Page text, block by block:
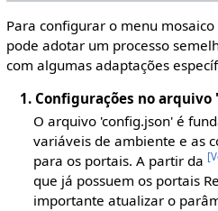
Para configurar o menu mosaico
pode adotar um processo
com algumas adaptações
1. Configurações no arquivo
O arquivo 'config.json' é
variáveis de ambiente e as
para os portais. A partir da [
que já possuem os portais
importante atualizar o